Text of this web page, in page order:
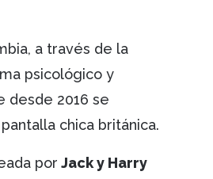
a través de la
psicológico y
desde 2016 se
chica británica.
por Jack y Harry